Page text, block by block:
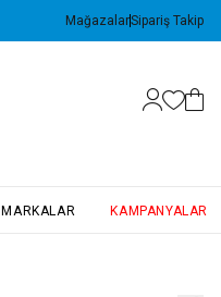
MağazalarSipariş Takip
MARKALAR KAMPANYALAR